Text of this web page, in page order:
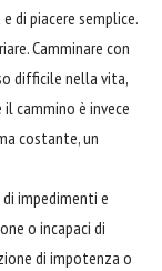
di piacere semplice.
Camminare con
difficile nella vita,
cammino è invece
costante, un
impedimenti e
o incapaci di
di impotenza o